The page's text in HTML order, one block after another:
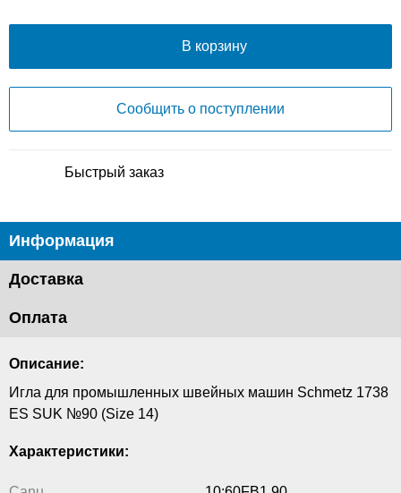
В корзину
Сообщить о поступлении
Быстрый заказ
Информация
Доставка
Оплата
Описание:
Игла для промышленных швейных машин Schmetz 1738
ES SUK №90 (Size 14)
Характеристики: